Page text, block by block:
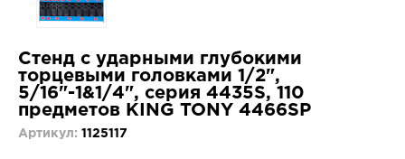
Стенд с ударными глубокими
торцевыми головками 1/2",
5/16"-1&1/4", серия 4435S, 110
предметов KING TONY 4466SP
Артикул: 1125117